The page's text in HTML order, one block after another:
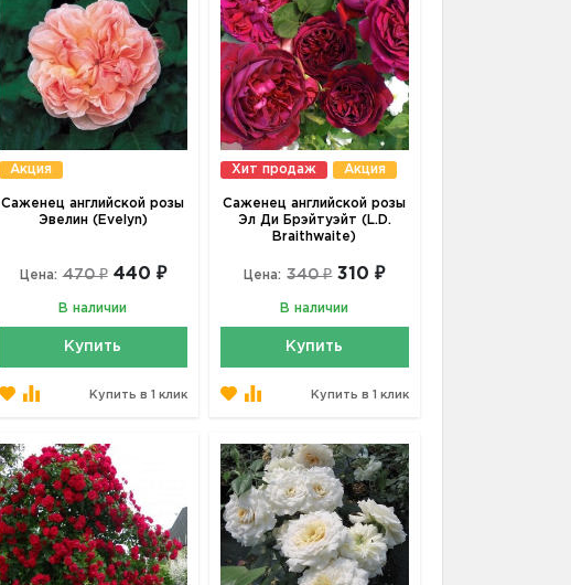
Акция
Саженец английской розы
Эвелин (Evelyn)
Цена: 470 ₽ 440 ₽
В наличии
Купить
Купить в 1 клик
Хит продаж Акция
Саженец английской розы
Эл Ди Брэйтуэйт (L.D.
Braithwaite)
Цена: 340 ₽ 310 ₽
В наличии
Купить
Купить в 1 клик